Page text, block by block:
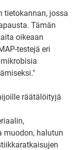
tietokannan, jossa
Tämän
oikeaan
testejä eri
räätälöityjä
muodon, halutun